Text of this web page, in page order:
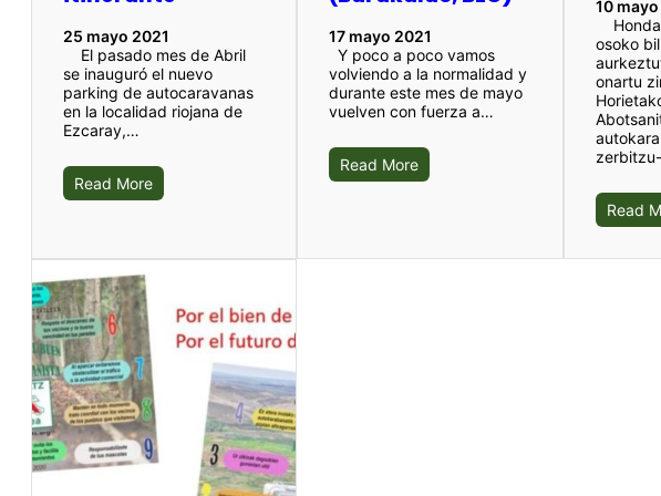
25 mayo 2021
El pasado mes de Abril
se inauguró el nuevo
parking de autocaravanas
en la localidad riojana de
Ezcaray,…
Read More
17 mayo 2021
Y poco a poco vamos
volviendo a la normalidad y
durante este mes de mayo
vuelven con fuerza a…
Read More
10 mayo
osoko
onartu
Read